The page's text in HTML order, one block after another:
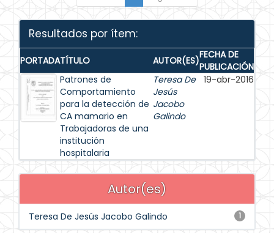
Resultados por ítem:
PORTADATÍTULO AUTOR(ES)FECHA DE
PUBLICACIÓN
Patrones de
Comportamiento
para la detección de
CA mamario en
Trabajadoras de una
institución
hospitalaria
Teresa De
Jesús
Jacobo
Galindo
19-abr-2016
Autor(es)
1
Teresa De Jesús Jacobo Galindo